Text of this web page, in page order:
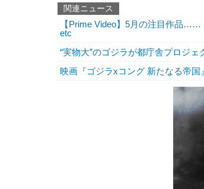
関連ニュース
【Prime Video】5月の注目作品
etc
“実物大”のゴジラが都庁舎プロジェ
映画『ゴジラxコング 新たなる帝